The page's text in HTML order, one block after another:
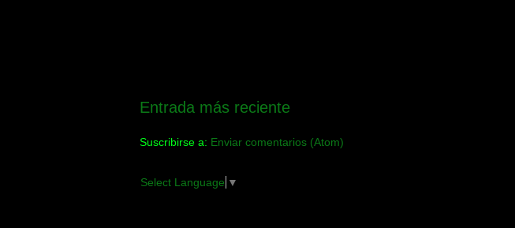
Entrada más reciente
Suscribirse a: Enviar comentarios (Atom)
Select Language ▼